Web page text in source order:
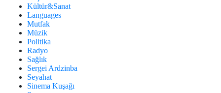
Kültür&Sanat
Languages
Mutfak
Müzik
Politika
Radyo
Sağlık
Sergei Ardzinba
Seyahat
Sinema Kuşağı